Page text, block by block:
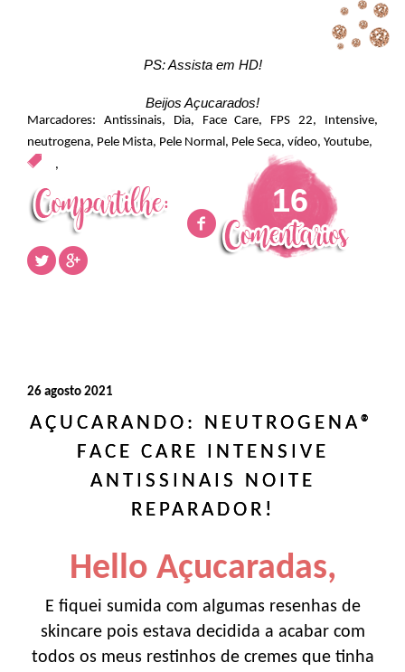
PS: Assista em HD!
Beijos Açucarados!
Marcadores: Antissinais, Dia, Face Care, FPS 22, Intensive,
neutrogena, Pele Mista, Pele Normal , Pele Seca, vídeo, Youtube,
,
16
26 agosto 2021
AÇUCARANDO: NEUTROGENA®
FACE CARE INTENSIVE
ANTISSINAIS NOITE
REPARADOR!
Hello Açucaradas,
E fiquei sumida com algumas resenhas de
skincare pois estava decidida a acabar com
todos os meus restinhos de cremes que tinha